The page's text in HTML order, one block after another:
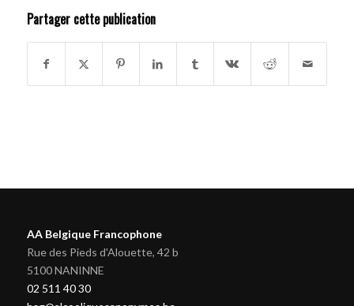
Partager cette publication
AA Belgique Francophone
Rue des Pieds d'Alouette, 42 b
5100 NANINNE
02 511 40 30